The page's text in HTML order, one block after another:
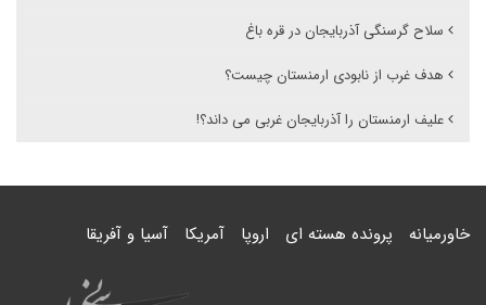
سلاح گرسنگی آذربایجان در قره باغ
هدف غرب از نابودی ارمنستان چیست؟
علیف ارمنستان را آذربایجان غربی می داند؟!
خاورمیانه پرونده هسته ای اروپا آمریکا آسیا و آفریقا